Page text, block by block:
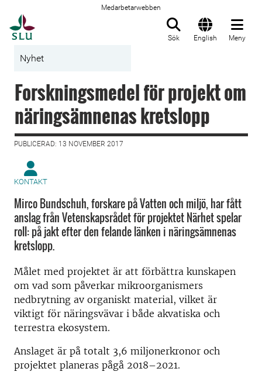
Medarbetarwebben
Sök English Meny
Nyhet
Forskningsmedel för projekt om
näringsämnenas kretslopp
PUBLICERAD: 13 NOVEMBER 2017
KONTAKT
Mirco Bundschuh, forskare på Vatten och miljö, har fått
anslag från Vetenskapsrådet för projektet Närhet spelar
roll: på jakt efter den felande länken i näringsämnenas
kretslopp.
Målet med projektet är att förbättra kunskapen
om vad som påverkar mikroorganismers
nedbrytning av organiskt material, vilket är
viktigt för näringsvävar i både akvatiska och
terrestra ekosystem.
Anslaget är på totalt 3,6 miljonerkronor och
projektet planeras pågå 2018–2021.